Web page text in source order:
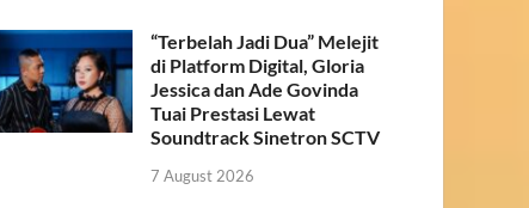
“Terbelah Jadi Dua” Melejit
di Platform Digital, Gloria
Jessica dan Ade Govinda
Tuai Prestasi Lewat
Soundtrack Sinetron SCTV
7 August 2026